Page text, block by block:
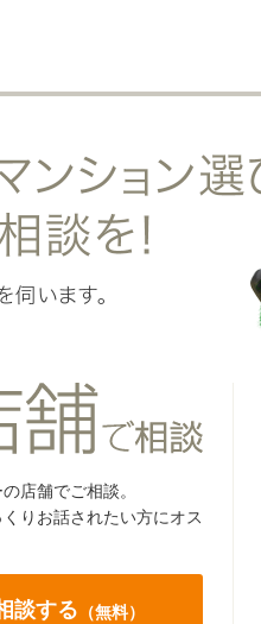
店舗でご相談。
りお話されたい方にオス
談する （無料）